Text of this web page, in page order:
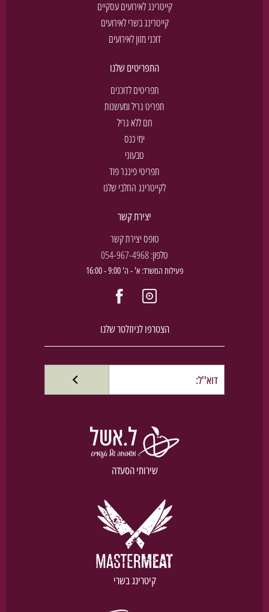
קייטרינג לאירועים עסקיים
קייטרינג בשרי לאירועים
דוכני מזון לאירועים
התפריטים שלנו
תפריטים לדוכנים
תפריט גריל ומעשנות
חם ללא גריל
ימי כנס
טבעוני
תפריטי פינגר פוד
לקייטרינג החלבי שלנו
יצירת קשר
טופס יצירת קשר
טלפון:054-967-4968
פעילות המשרד: א' - ה' 9:00 - 16:00
הצטרפו לניוזלטר שלנו
שירותי הסעדה
קיטרינג בשרי